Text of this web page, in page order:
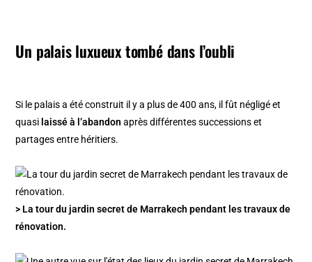
Un palais luxueux tombé dans l’oubli
Si le palais a été construit il y a plus de 400 ans, il fût négligé et
quasi laissé à l’abandon après différentes successions et
partages entre héritiers.
> La tour du jardin secret de Marrakech pendant les travaux de
rénovation.